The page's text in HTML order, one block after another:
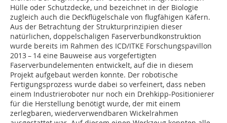
Hülle oder Schutzdecke, und bezeichnet in der Biologie
zugleich auch die Deckflügelschale von flugfähigen Käfern.
Aus der Betrachtung der Strukturprinzipien dieser
natürlichen, doppelschaligen Faserverbundkonstruktion
wurde bereits im Rahmen des ICD/ITKE Forschungspavillon
2013 – 14 eine Bauweise aus vorgefertigten
Faserverbundelementen entwickelt, auf die in diesem
Projekt aufgebaut werden konnte. Der robotische
Fertigungsprozess wurde dabei so verfeinert, dass neben
einem Industrieroboter nur noch ein Drehkipp-Positionierer
für die Herstellung benötigt wurde, der mit einem
zerlegbaren, wiederverwendbaren Wickelrahmen